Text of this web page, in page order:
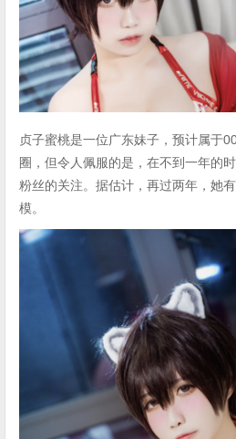
贞子蜜桃是一位广东妹子，预计属于
圈，但令人佩服的是，在不到一年的
粉丝的关注。据估计，再过两年，她
模。